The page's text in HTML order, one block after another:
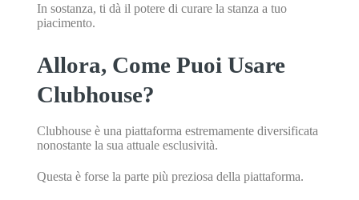
In sostanza, ti dà il potere di curare la stanza a tuo
piacimento.
Allora, Come Puoi Usare
Clubhouse?
Clubhouse è una piattaforma estremamente diversificata
nonostante la sua attuale esclusività.
Questa è forse la parte più preziosa della piattaforma.